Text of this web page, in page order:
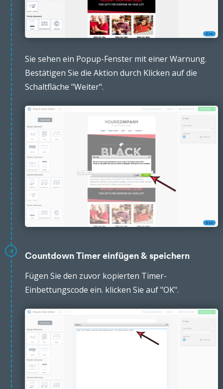
Sie sehen ein Popup-Fenster mit einer Warnung.
Bestätigen Sie die Aktion durch Klicken auf die
Schaltfläche "Weiter".
4
Countdown Timer einfügen & speichern
Fügen Sie den zuvor kopierten Timer-
Einbettungscode ein. klicken Sie auf "OK".